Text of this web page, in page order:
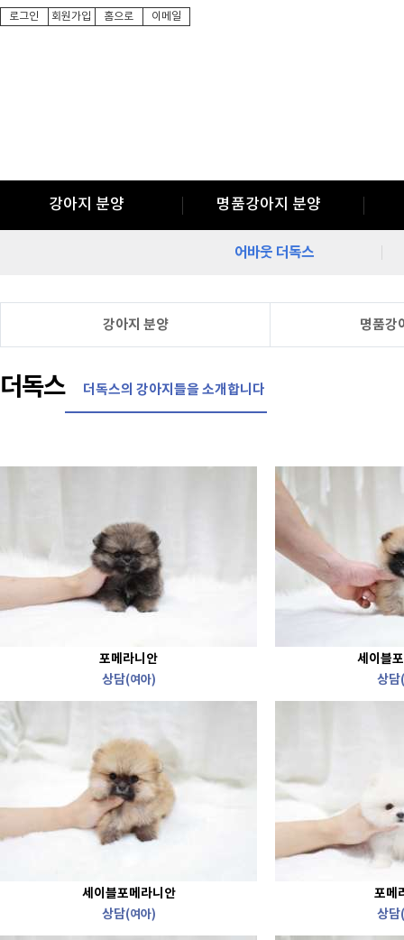
로그인 회원가입 홈으로 이메일
강아지 분양 명품강아지 분양
어바웃 더독스
강아지 분양 명품강
더독스 더독스의 강아지들을 소개합니다
포메라니안
상담(여아)
세이블
상담
세이블포메라니안
상담(여아)
포메
상담